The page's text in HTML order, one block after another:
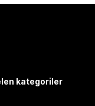
kategoriler